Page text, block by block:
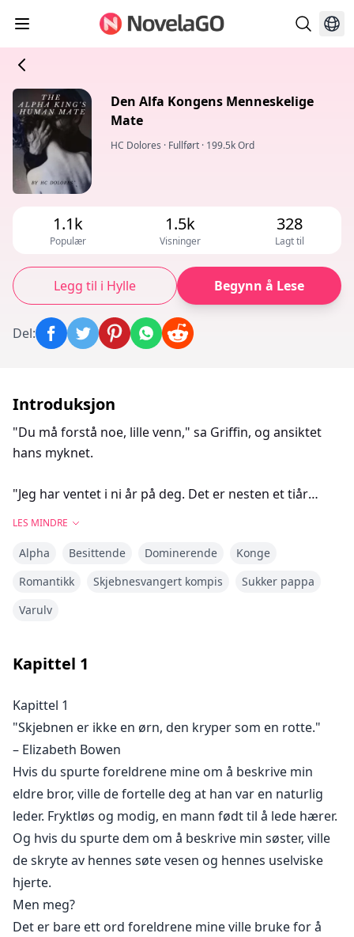
Den Alfa Kongens Menneskelige
Mate
HC Dolores · Fullført · 199.5k Ord
1.1k
Populær
1.5k
Visninger
328
Lagt til
Legg til i Hylle Begynn å Lese
Del:
Introduksjon
"Du må forstå noe, lille venn," sa Griffin, og ansiktet
hans myknet.
"Jeg har ventet i ni år på deg. Det er nesten et tiår
du allerede var død. Og så fant jeg deg, rett inne i mitt
eget hjem."
Han brukte en av hendene sine til å stryke kinnet mitt,
"Jeg har tilbrakt nok tid uten deg, og jeg vil ikke la noe
annet holde oss fra hverandre. Ikke andre ulver, ikke
min fulle far som knapt har holdt seg sammen de siste
tjue årene, ikke familien din – og ikke engang du."
Clark Bellevue har tilbrakt hele livet sitt som det eneste
mennesket i ulveflokken - bokstavelig talt. For atten år
siden var Clark det tilfeldige resultatet av en kort
affære mellom en av de mektigste Alfaene i verden og
en menneskekvinne. Til tross for å bo med faren sin
og sine varulv-halvsøsken, har Clark aldri følt at hun
virkelig hørte hjemme i varulvenes verden. Men
LES MINDRE
Alpha Besittende Dominerende
Konge
Romantikk
Skjebnesvangert kompis
Sukker pappa
Varulv
Kapittel 1
Kapittel 1
"Skjebnen er ikke en ørn, den kryper som en rotte."
– Elizabeth Bowen
Hvis du spurte foreldrene mine om å beskrive min
eldre bror, ville de fortelle deg at han var en naturlig
leder. Fryktløs og modig, en mann født til å lede hærer.
Og hvis du spurte dem om å beskrive min søster, ville
de skryte av hennes søte vesen og hennes uselviske
hjerte.
Men meg?
Det er bare ett ord foreldrene mine ville bruke for å